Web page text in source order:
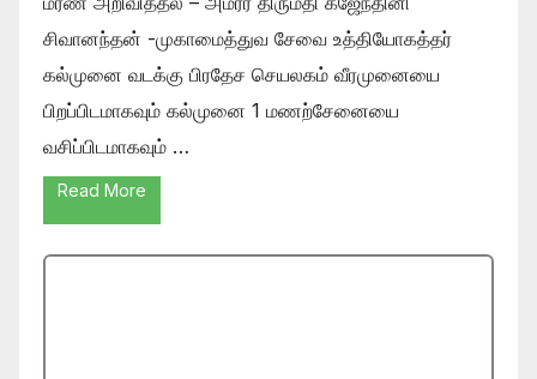
சிவானந்தன் -முகாமைத்துவ சேவை உத்தியோகத்தர்
கல்முனை வடக்கு பிரதேச செயலகம் வீரமுனையை
பிறப்பிடமாகவும் கல்முனை 1 மணற்சேனையை
வசிப்பிடமாகவும் …
Read More